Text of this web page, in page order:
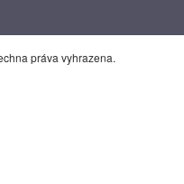
práva vyhrazena.